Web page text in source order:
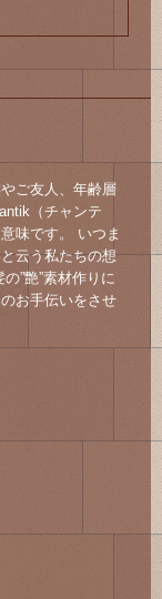
ご友人、年齢層
（チャンテ
味です。 いつま
云う私たちの想
”艶”素材作りに
お手伝いをさせ